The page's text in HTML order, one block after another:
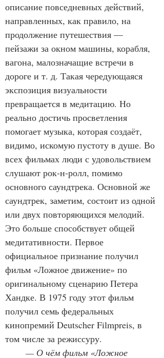
описание повседневных действий,
направленных, как правило, на
продолжение путешествия —
пейзажи за окном машины, корабля,
вагона, малозначащие встречи в
дороге и т. д. Такая чередующаяся
экспозиция визуальности
превращается в медитацию. Но
реально достичь просветления
помогает музыка, которая создаёт,
видимо, искомую пустоту в душе. Во
всех фильмах люди с удовольствием
слушают рок-н-ролл, помимо
основного саундтрека. Основной же
саундтрек, заметим, состоит из одной
или двух повторяющихся мелодий.
Это больше способствует общей
медитативности. Первое
официальное признание получил
фильм «Ложное движение» по
оригинальному сценарию Петера
Хандке. В 1975 году этот фильм
получил семь федеральных
кинопремий Deutscher Filmpreis, в
том числе за режиссуру.